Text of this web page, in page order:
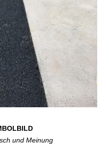
und Meinung